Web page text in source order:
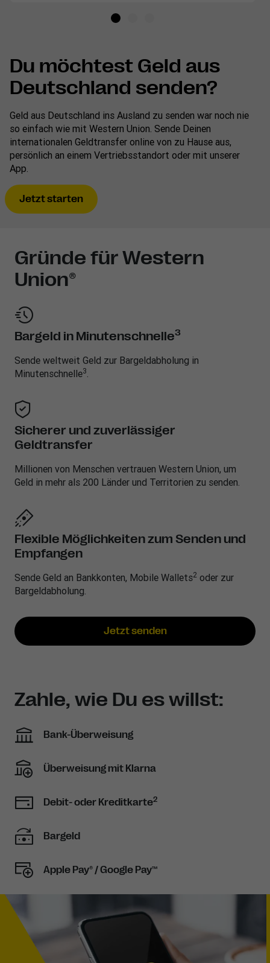
Du möchtest Geld aus
Deutschland senden?
Geld aus Deutschland ins Ausland zu senden war noch nie
so einfach wie mit Western Union. Sende Deinen
internationalen Geldtransfer online von zu Hause aus,
persönlich an einem Vertriebsstandort oder mit unserer
App.
Jetzt starten
Gründe für Western
Union®
Bargeld in Minutenschnelle3
Sende weltweit Geld zur Bargeldabholung in
Minutenschnelle3
Sicherer und zuverlässiger
Geldtransfer
Millionen von Menschen vertrauen Western Union, um
Geld in mehr als 200 Länder und Territorien zu senden.
Flexible Möglichkeiten zum Senden und
Empfangen
Sende Geld an Bankkonten, Mobile Wallets2 oder zur
Bargeldabholung.
Jetzt senden
Zahle, wie Du es willst:
Bank-Überweisung
Überweisung mit Klarna
Debit- oder Kreditkarte2
Bargeld
Apple Pay® / Google Pay™